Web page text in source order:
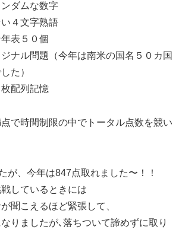
ダムな数字
４文字熟語
表５０個
ナル問題（今年は南米の国名５０カ国
た）
配列記憶
で時間制限の中でトータル点数を競い
が、今年は847点取れました〜！！
しているときには
聞こえるほど緊張して、
りましたが､落ちついて諦めずに取り